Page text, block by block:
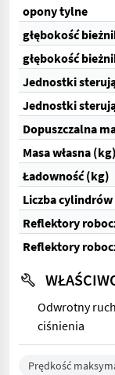
opony tylne
Masa własna (kg)
Ładowność (kg)
Liczba cylindrów
Reflektory
Odwrotny
ciśnienia
Prędkość